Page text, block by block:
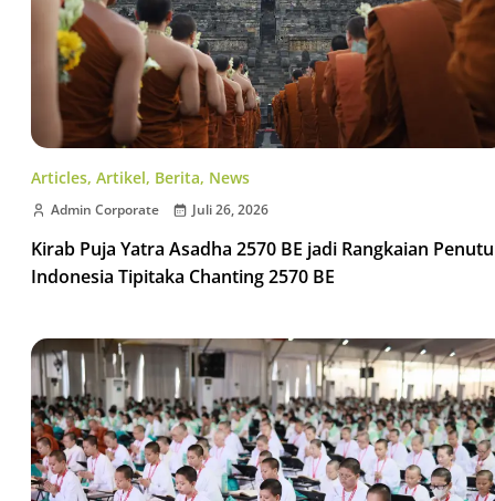
Articles, Artikel, Berita, News
Admin Corporate Juli 26, 2026
Kirab Puja Yatra Asadha 2570 BE jadi Rangkaian
Indonesia Tipitaka Chanting 2570 BE